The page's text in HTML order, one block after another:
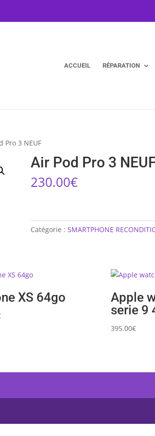
ACCUEIL RÉPARATION
Pro 3 NEUF
Air Pod Pro 3
230.00€
Catégorie : SMARTPHONE
XS 64go
Apple
serie 9
395.00€